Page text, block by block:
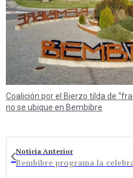
Coalición por el Bierzo tilda de
no se ubique en Bembibre
Noticia Anterior